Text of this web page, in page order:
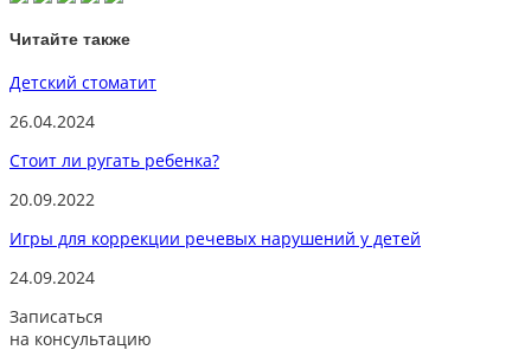
Читайте также
Детский стоматит
26.04.2024
Стоит ли ругать ребенка?
20.09.2022
Игры для коррекции речевых нарушений у детей
24.09.2024
Записаться
на консультацию